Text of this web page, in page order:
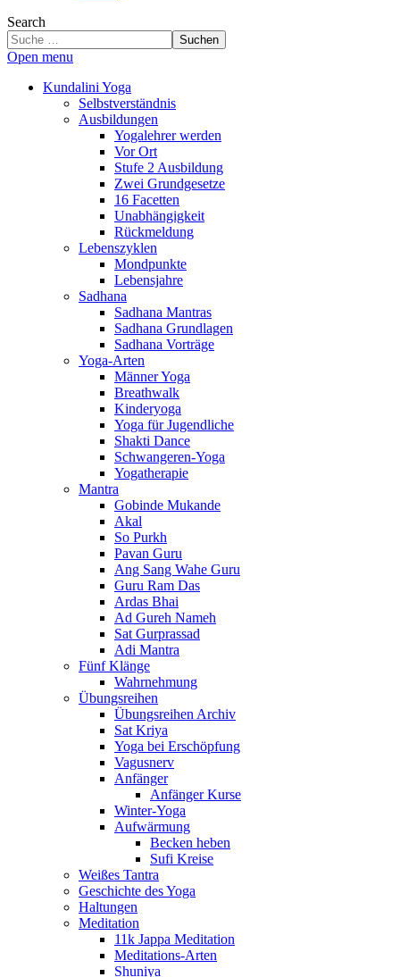
Search
Suchen
Open menu
Kundalini Yoga
Selbstverständnis
Ausbildungen
Yogalehrer werden
Vor Ort
Stufe 2 Ausbildung
Zwei Grundgesetze
16 Facetten
Unabhängigkeit
Rückmeldung
Lebenszyklen
Mondpunkte
Lebensjahre
Sadhana
Sadhana Mantras
Sadhana Grundlagen
Sadhana Vorträge
Yoga-Arten
Männer Yoga
Breathwalk
Kinderyoga
Yoga für Jugendliche
Shakti Dance
Schwangeren-Yoga
Yogatherapie
Mantra
Gobinde Mukande
Akal
So Purkh
Pavan Guru
Ang Sang Wahe Guru
Guru Ram Das
Ardas Bhai
Ad Gureh Nameh
Sat Gurprassad
Adi Mantra
Fünf Klänge
Wahrnehmung
Übungsreihen
Übungsreihen Archiv
Sat Kriya
Yoga bei Erschöpfung
Vagusnerv
Anfänger
Anfänger Kurse
Winter-Yoga
Aufwärmung
Becken heben
Sufi Kreise
Weißes Tantra
Geschichte des Yoga
Haltungen
Meditation
11k Jappa Meditation
Meditations-Arten
Shuniya